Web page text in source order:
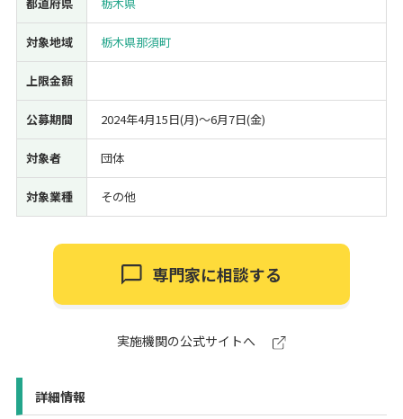
環境・省エネ
テレワーク
受付中のみ
対象地域 栃木県那須町
上限金額
公募期間 2024年4月15日(月)〜6月7日(金)
対象者 団体
対象業種 その他
専門家に相談する
実施機関の公式サイトへ
詳細情報